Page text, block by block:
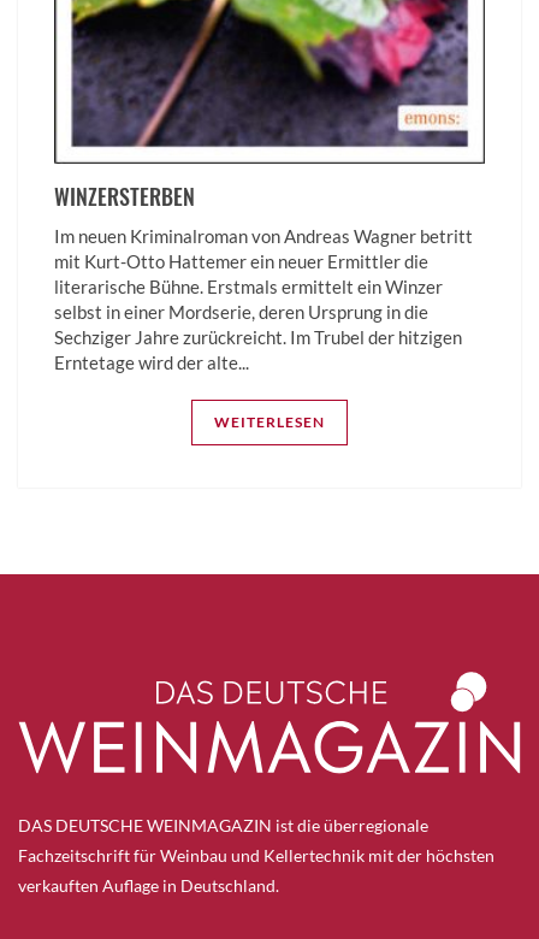
WINZERSTERBEN
Im neuen Kriminalroman von Andreas Wagner betritt
mit Kurt-Otto Hattemer ein neuer Ermittler die
literarische Bühne. Erstmals ermittelt ein Winzer
selbst in einer Mordserie, deren Ursprung in die
Sechziger Jahre zurückreicht. Im Trubel der hitzigen
Erntetage wird der alte...
WEITERLESEN
DAS DEUTSCHE WEINMAGAZIN ist die überregionale
Fachzeitschrift für Weinbau und Kellertechnik mit der höchsten
verkauften Auflage in Deutschland.